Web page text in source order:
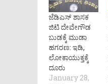
ಜೆಡಿಎಸ್ ಶಾಸಕ
ಜಿಟಿ ದೇವೇಗೌಡ
ಬುಡಕ್ಕೆ ಮುಡಾ
ಹಗರಣ: ಇಡಿ,
ಲೋಕಾಯುಕ್ತಕ್ಕೆ
ದೂರು
January 28,